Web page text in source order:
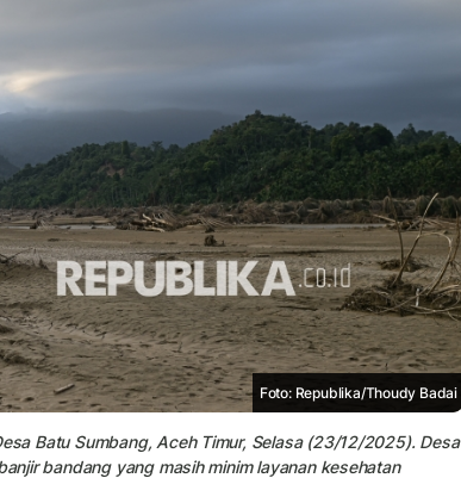
Foto: Republika/Thoudy Badai
Batu Sumbang, Aceh Timur, Selasa (23/12/2025). Desa
bandang yang masih minim layanan kesehatan